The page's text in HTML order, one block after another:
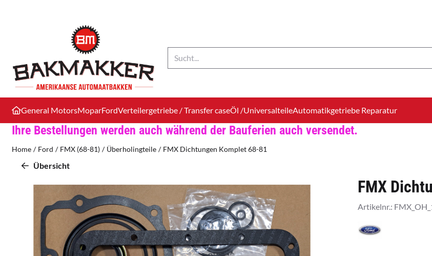
General MotorsMoparFordVerteilergetriebe / Transfer caseÖl /UniversalteileAutomatikgetriebe Reparatur
Ihre Bestellungen werden auch während der Bauferien auch versendet.
Home / Ford / FMX (68-81) / Überholingteile / FMX Dichtungen Komplet 68-81
Übersicht
FMX
Artikelnr.: